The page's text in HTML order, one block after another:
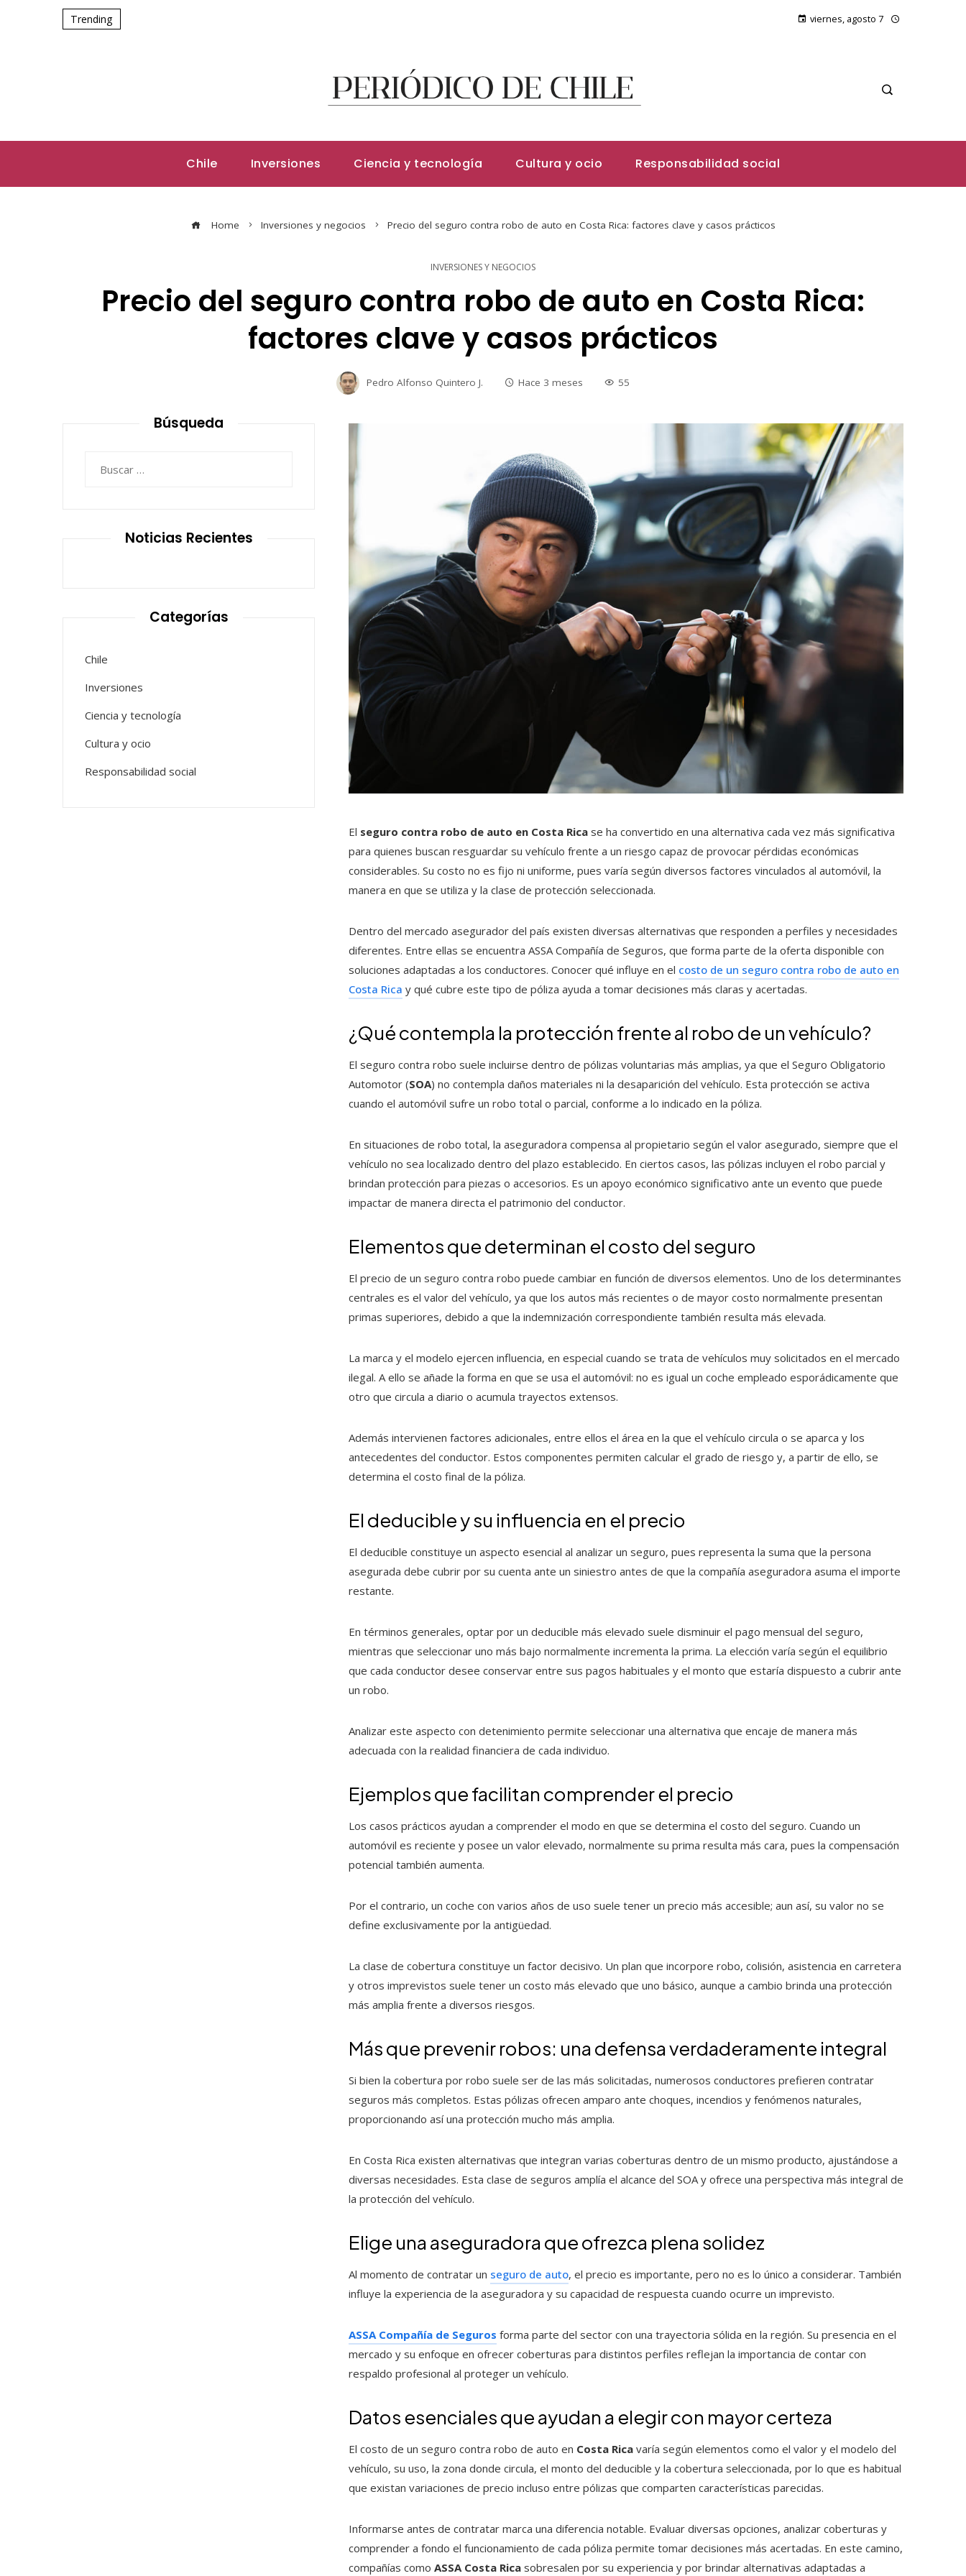
Trending viernes, agosto 7
Chile Inversiones Ciencia y tecnología Cultura y ocio Responsabilidad social
Home Inversiones y negocios Precio del seguro contra robo de auto en Costa Rica: factores clave y casos prácticos
INVERSIONES Y NEGOCIOS
Precio del seguro contra robo de auto en Costa Rica:
factores clave y casos prácticos
Pedro Alfonso Quintero J. Hace 3 meses 55
El seguro contra robo de auto en Costa Ricase ha convertido en una alternativa cada vez más significativa
para quienes buscan resguardar su vehículo frente a un riesgo capaz de provocar pérdidas económicas
considerables. Su costo no es fijo ni uniforme, pues varía según diversos factores vinculados al automóvil, la
manera en que se utiliza y la clase de protección seleccionada.
Dentro del mercado asegurador del país existen diversas alternativas que responden a perfiles y necesidades
diferentes. Entre ellas se encuentra ASSA Compañía de Seguros, que forma parte de la oferta disponible con
soluciones adaptadas a los conductores. Conocer qué influye en el costo de un seguro contra robo de auto en
Costa Rica y qué cubre este tipo de póliza ayuda a tomar decisiones más claras y acertadas.
¿Qué contempla la protección frente al robo de un vehículo?
El seguro contra robo suele incluirse dentro de pólizas voluntarias más amplias, ya que el Seguro Obligatorio
Automotor (SOA) no contempla daños materiales ni la desaparición del vehículo. Esta protección se activa
cuando el automóvil sufre un robo total o parcial, conforme a lo indicado en la póliza.
En situaciones de robo total, la aseguradora compensa al propietario según el valor asegurado, siempre que el
vehículo no sea localizado dentro del plazo establecido. En ciertos casos, las pólizas incluyen el robo parcial y
brindan protección para piezas o accesorios. Es un apoyo económico significativo ante un evento que puede
impactar de manera directa el patrimonio del conductor.
Elementos que determinan el costo del seguro
El precio de un seguro contra robo puede cambiar en función de diversos elementos. Uno de los determinantes
centrales es el valor del vehículo, ya que los autos más recientes o de mayor costo normalmente presentan
primas superiores, debido a que la indemnización correspondiente también resulta más elevada.
La marca y el modelo ejercen influencia, en especial cuando se trata de vehículos muy solicitados en el mercado
ilegal. A ello se añade la forma en que se usa el automóvil: no es igual un coche empleado esporádicamente que
otro que circula a diario o acumula trayectos extensos.
Además intervienen factores adicionales, entre ellos el área en la que el vehículo circula o se aparca y los
antecedentes del conductor. Estos componentes permiten calcular el grado de riesgo y, a partir de ello, se
determina el costo final de la póliza.
El deducible y su influencia en el precio
El deducible constituye un aspecto esencial al analizar un seguro, pues representa la suma que la persona
asegurada debe cubrir por su cuenta ante un siniestro antes de que la compañía aseguradora asuma el importe
restante.
En términos generales, optar por un deducible más elevado suele disminuir el pago mensual del seguro,
mientras que seleccionar uno más bajo normalmente incrementa la prima. La elección varía según el equilibrio
que cada conductor desee conservar entre sus pagos habituales y el monto que estaría dispuesto a cubrir ante
un robo.
Analizar este aspecto con detenimiento permite seleccionar una alternativa que encaje de manera más
adecuada con la realidad financiera de cada individuo.
Ejemplos que facilitan comprender el precio
Los casos prácticos ayudan a comprender el modo en que se determina el costo del seguro. Cuando un
automóvil es reciente y posee un valor elevado, normalmente su prima resulta más cara, pues la compensación
potencial también aumenta.
Por el contrario, un coche con varios años de uso suele tener un precio más accesible; aun así, su valor no se
define exclusivamente por la antigüedad.
La clase de cobertura constituye un factor decisivo. Un plan que incorpore robo, colisión, asistencia en carretera
y otros imprevistos suele tener un costo más elevado que uno básico, aunque a cambio brinda una protección
más amplia frente a diversos riesgos.
Más que prevenir robos: una defensa verdaderamente integral
Si bien la cobertura por robo suele ser de las más solicitadas, numerosos conductores prefieren contratar
seguros más completos. Estas pólizas ofrecen amparo ante choques, incendios y fenómenos naturales,
proporcionando así una protección mucho más amplia.
En Costa Rica existen alternativas que integran varias coberturas dentro de un mismo producto, ajustándose a
diversas necesidades. Esta clase de seguros amplía el alcance del SOA y ofrece una perspectiva más integral de
la protección del vehículo.
Elige una aseguradora que ofrezca plena solidez
Al momento de contratar un seguro de auto, el precio es importante, pero no es lo único a considerar. También
influye la experiencia de la aseguradora y su capacidad de respuesta cuando ocurre un imprevisto.
ASSA Compañía de Seguros forma parte del sector con una trayectoria sólida en la región. Su presencia en el
mercado y su enfoque en ofrecer coberturas para distintos perfiles reflejan la importancia de contar con
respaldo profesional al proteger un vehículo.
Datos esenciales que ayudan a elegir con mayor certeza
El costo de un seguro contra robo de auto en Costa Ricavaría según elementos como el valor y el modelo del
vehículo, su uso, la zona donde circula, el monto del deducible y la cobertura seleccionada, por lo que es habitual
que existan variaciones de precio incluso entre pólizas que comparten características parecidas.
Informarse antes de contratar marca una diferencia notable. Evaluar diversas opciones, analizar coberturas y
comprender a fondo el funcionamiento de cada póliza permite tomar decisiones más acertadas. En este camino,
compañías como ASSA Costa Ricasobresalen por su experiencia y por brindar alternativas adaptadas a
Búsqueda
Noticias Recientes
Categorías
Chile
Inversiones
Ciencia y tecnología
Cultura y ocio
Responsabilidad social